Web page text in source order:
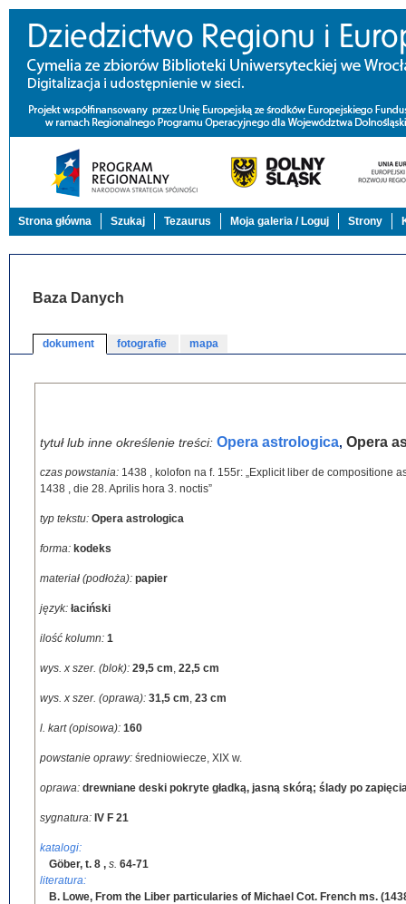
Strona główna Szukaj Tezaurus Moja galeria / Loguj Strony
Baza Danych
dokument fotografie mapa
tytuł lub inne określenie treści: Opera astrologica, Opera
czas powstania: 1438 , kolofon na f. 155r: „Explicit liber de compositione
1438 , die 28. Aprilis hora 3. noctis”
typ tekstu: Opera astrologica
forma: kodeks
materiał (podłoża): papier
język: łaciński
ilość kolumn: 1
wys. x szer. (blok): 29,5 cm, 22,5 cm
wys. x szer. (oprawa): 31,5 cm, 23 cm
l. kart (opisowa): 160
powstanie oprawy: średniowiecze, XIX w.
oprawa: drewniane deski pokryte gładką, jasną skórą; ślady po
sygnatura: IV F 21
katalogi:
Göber, t. 8 , s. 64-71
literatura:
B. Lowe, From the Liber particularies of Michael Cot. French ms.